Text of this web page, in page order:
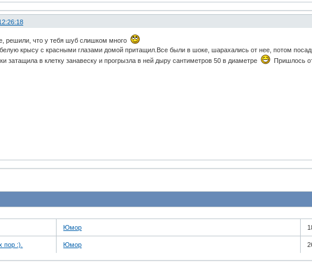
решили, что у тебя шуб слишком много
крысу с красными глазами домой притащил.Все были в шоке, шарахались от нее, потом
затащила в клетку занавеску и прогрызла в ней дыру сантиметров 50 в диаметре
Пришлось
Юмор
пор :). Юмор